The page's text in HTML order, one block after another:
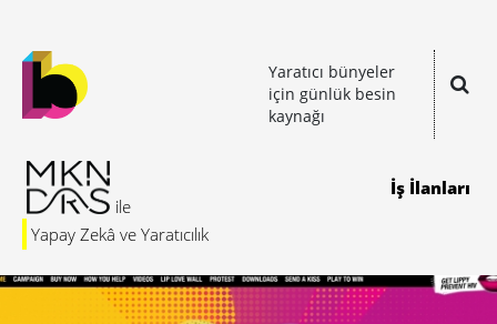
Yaratıcı bünyeler
için günlük besin
kaynağı
Yapay Zekâ ve Yaratıcılık
İş İlanları